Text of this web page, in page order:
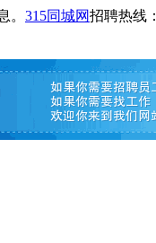
。 315同城网招聘热线：